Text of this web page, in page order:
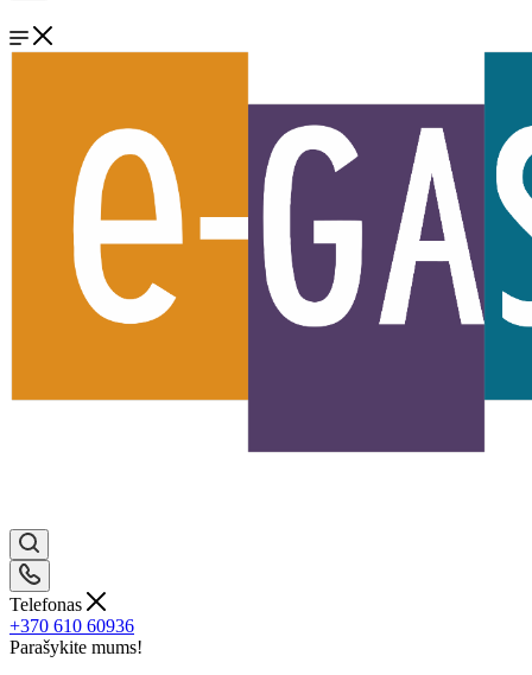
Telefonas
+370 610 60936
Parašykite mums!